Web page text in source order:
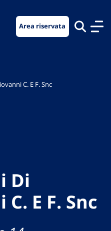
Area riservata
C. E F. Snc
Di
E F. Snc